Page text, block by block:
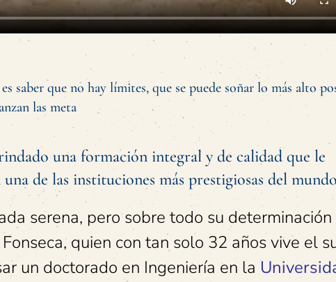
saber que no hay límites, que se puede soñar lo más alto
las meta
una formación integral y de calidad que le
de las instituciones más prestigiosas del
serena, pero sobre todo su determinación
quien con tan solo 32 años vive el
un doctorado en Ingeniería en la